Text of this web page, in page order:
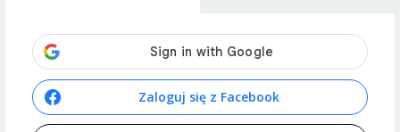
Zaloguj się z Facebook